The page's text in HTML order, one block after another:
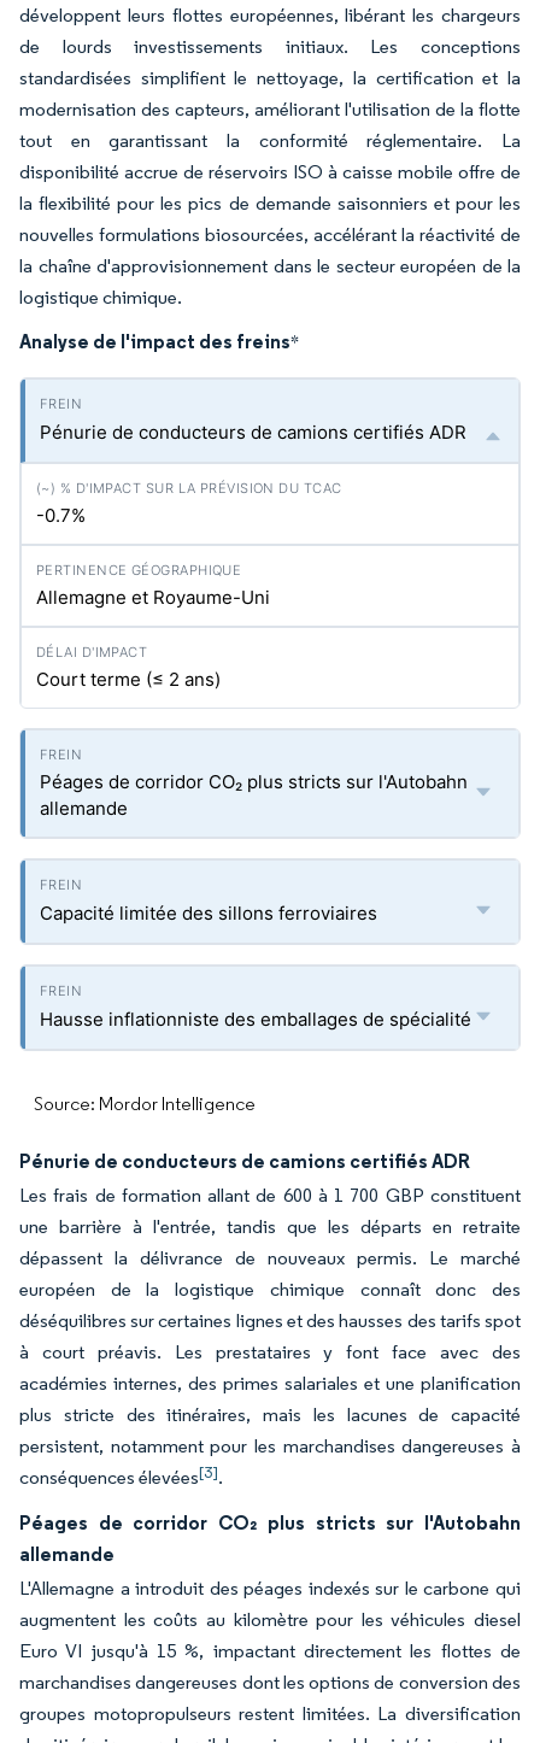
développent leurs flottes européennes, libérant les chargeurs
de lourds investissements initiaux. Les conceptions
standardisées simplifient le nettoyage, la certification et la
modernisation des capteurs, améliorant l'utilisation de la flotte
tout en garantissant la conformité réglementaire. La
disponibilité accrue de réservoirs ISO à caisse mobile offre de
la flexibilité pour les pics de demande saisonniers et pour les
nouvelles formulations biosourcées, accélérant la réactivité de
la chaîne d'approvisionnement dans le secteur européen de la
logistique chimique.
Analyse de l'impact des freins*
Pénurie de conducteurs de camions certifiés ADR
-0.7%
Allemagne et Royaume-Uni
Court terme (≤ 2 ans)
Péages de corridor CO₂ plus stricts sur l'Autobahn
allemande
Capacité limitée des sillons ferroviaires
Hausse inflationniste des emballages de spécialité
Source: Mordor Intelligence
Pénurie de conducteurs de camions certifiés ADR
Les frais de formation allant de 600 à 1 700 GBP constituent
une barrière à l'entrée, tandis que les départs en retraite
dépassent la délivrance de nouveaux permis. Le marché
européen de la logistique chimique connaît donc des
déséquilibres sur certaines lignes et des hausses des tarifs spot
à court préavis. Les prestataires y font face avec des
académies internes, des primes salariales et une planification
plus stricte des itinéraires, mais les lacunes de capacité
persistent, notamment pour les marchandises dangereuses à
conséquences élevées[3].
Péages de corridor CO₂ plus stricts sur l'Autobahn
allemande
L'Allemagne a introduit des péages indexés sur le carbone qui
augmentent les coûts au kilomètre pour les véhicules diesel
Euro VI jusqu'à 15 %, impactant directement les flottes de
marchandises dangereuses dont les options de conversion des
groupes motopropulseurs restent limitées. La diversification